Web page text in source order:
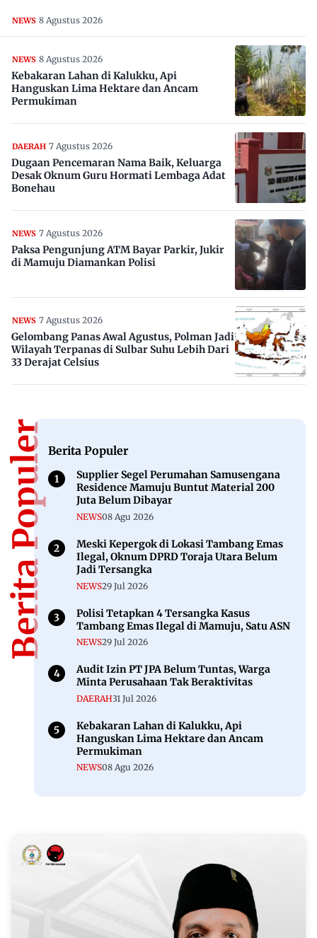
NEWS 8 Agustus 2026
NEWS 8 Agustus 2026
Kebakaran Lahan di Kalukku, Api
Hanguskan Lima Hektare dan Ancam
Permukiman
DAERAH 7 Agustus 2026
Dugaan Pencemaran Nama Baik, Keluarga
Desak Oknum Guru Hormati Lembaga Adat
Bonehau
NEWS 7 Agustus 2026
Paksa Pengunjung ATM Bayar Parkir, Jukir
di Mamuju Diamankan Polisi
NEWS 7 Agustus 2026
Gelombang Panas Awal Agustus, Polman Jadi
Wilayah Terpanas di Sulbar Suhu Lebih Dari
33 Derajat Celsius
Berita PopulerBerita Populer
Supplier Segel Perumahan Samusengana
Residence Mamuju Buntut Material 200
Juta Belum Dibayar
NEWS08 Agu 2026
Meski Kepergok di Lokasi Tambang Emas
Ilegal, Oknum DPRD Toraja Utara Belum
Jadi Tersangka
NEWS29 Jul 2026
Polisi Tetapkan 4 Tersangka Kasus
Tambang Emas Ilegal di Mamuju, Satu ASN
NEWS29 Jul 2026
Audit Izin PT JPA Belum Tuntas, Warga
Minta Perusahaan Tak Beraktivitas
DAERAH31 Jul 2026
Kebakaran Lahan di Kalukku, Api
Hanguskan Lima Hektare dan Ancam
Permukiman
NEWS08 Agu 2026